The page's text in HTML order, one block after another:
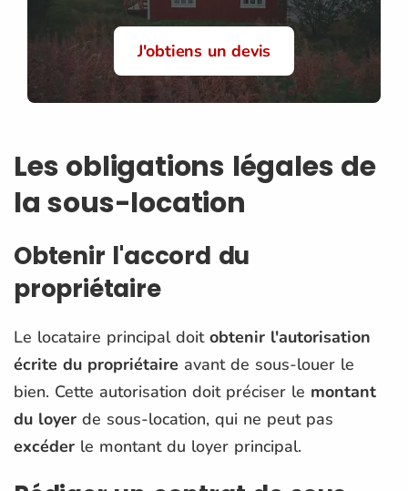
J'obtiens un devis
Les obligations légales de
la sous-location
Obtenir l'accord du
propriétaire
Le locataire principal doit obtenir l'autorisation
écrite du propriétaire avant de sous-louer le
bien. Cette autorisation doit préciser le montant
du loyer de sous-location, qui ne peut pas
excéder le montant du loyer principal​​.